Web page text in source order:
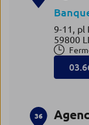
9-11, pl
59800
36